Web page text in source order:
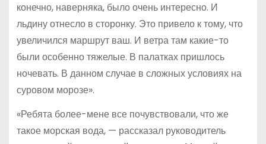
конечно, наверняка, было очень интересно. И
льдину отнесло в сторонку. Это привело к тому, что
увеличился маршрут ваш. И ветра там какие-то
были особенно тяжелые. В палатках пришлось
ночевать. В данном случае в сложных условиях на
суровом морозе».
«Ребята более-мене все почувствовали, что же
такое морская вода, — рассказал руководитель